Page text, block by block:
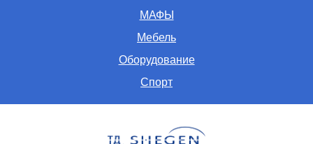
МАФЫ
Мебель
Оборудование
Спорт